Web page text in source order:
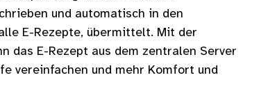
und automatisch in den
E-Rezepte, übermittelt. Mit der
das E-Rezept aus dem zentralen Server
vereinfachen und mehr Komfort und